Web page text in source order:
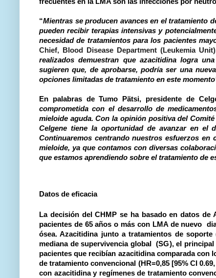
“Mientras se producen avances en el tratamiento
pueden recibir terapias intensivas y
necesidad de tratamientos para los pacientes
Chief, Blood Disease Department (Leukemia
realizados demuestran que azacitidina logra
sugieren que, de aprobarse, podría ser una
opciones limitadas de tratamiento en este
En palabras deTumo Pätsi, presidente de
comprometida con el desarrollo de
mieloide aguda. Con la opinión positiva del
Celgene tiene la oportunidad de avanzar en el
Continuaremos centrando nuestros esfuerzos en
mieloide, ya que contamos con diversas
que estamos aprendiendo sobre el tratamiento de
Datos de eficacia
La decisión del CHMP se ha basado en datos
pacientes de 65 años o más con LMA de nuevo
ósea. Azacitidina junto a tratamientos de
mediana de supervivencia global (SG), el
pacientes que recibían azacitidina comparada con
de tratamiento convencional (HR=0,85 [95% CI
con azacitidina y regímenes de tratamiento